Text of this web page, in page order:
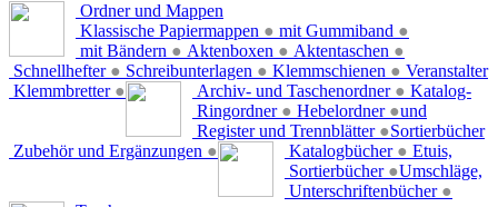
Ordner und Mappen
Klassische Papiermappen ● mit Gummiband ●
mit Bändern ● Aktenboxen ● Aktentaschen ●
Schnellhefter ● Schreibunterlagen ● Klemmschienen ●
Klemmbretter ●
Veranstalter
Archiv- und Taschenordner ●
Ringordner ● Hebelordner ●
Register und Trennblätter ●
Zubehör und Ergänzungen ●
Katalog-
und
Sortierbücher
Katalogbücher ●
Sortierbücher ●
Unterschriftenbücher ●
Etuis,
Umschläge,